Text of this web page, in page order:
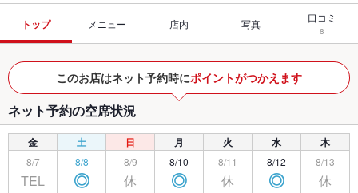
トップ メニュー 店内 写真 口コミ
8
このお店はネット予約時にポイントがつかえます
ネット予約の空席状況
金 土 日 月 火 水 木
8/7
TEL
8/8
◎
8/9
休
8/10
◎
8/11
休
8/12
◎
8/13
休